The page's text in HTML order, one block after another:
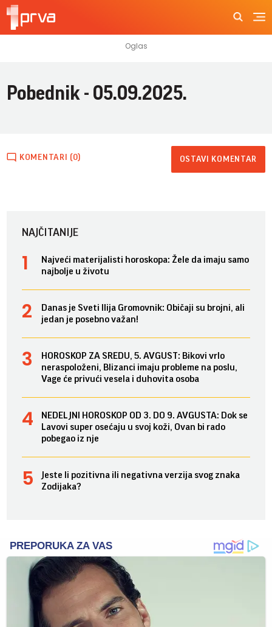
Pobednik - 05.09.2025.
KOMENTARI (0) OSTAVI KOMENTAR
NAJČITANIJE
Najveći materijalisti horoskopa: Žele da imaju samo
najbolje u životu
Danas je Sveti Ilija Gromovnik: Običaji su brojni, ali
jedan je posebno važan!
HOROSKOP ZA SREDU, 5. AVGUST: Bikovi vrlo
neraspoloženi, Blizanci imaju probleme na poslu,
Vage će privući vesela i duhovita osoba
NEDELJNI HOROSKOP OD 3. DO 9. AVGUSTA: Dok se
Lavovi super osećaju u svoj koži, Ovan bi rado
pobegao iz nje
Jeste li pozitivna ili negativna verzija svog znaka
Zodijaka?